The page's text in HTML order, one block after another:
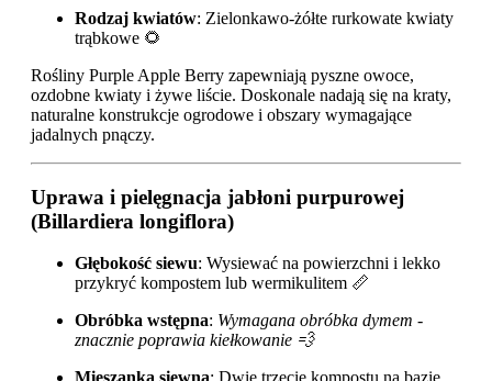
Rodzaj kwiatów: Zielonkawo-żółte rurkowate kwiaty
trąbkowe 🌻
Rośliny Purple Apple Berry zapewniają pyszne owoce,
ozdobne kwiaty i żywe liście. Doskonale nadają się na kraty,
naturalne konstrukcje ogrodowe i obszary wymagające
jadalnych pnączy.
Uprawa i pielęgnacja jabłoni purpurowej
(Billardiera longiflora)
Głębokość siewu: Wysiewać na powierzchni i lekko
przykryć kompostem lub wermikulitem 📏
Obróbka wstępna: Wymagana obróbka dymem -
znacznie poprawia kiełkowanie 💨